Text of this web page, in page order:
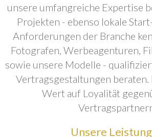
unsere umfangreiche Expertise
Projekten - ebenso lokale
Anforderungen der Branche
Fotografen, Werbeagenturen,
sowie unsere Modelle -
Vertragsgestaltungen beraten.
Wert auf Loyalität
Unsere